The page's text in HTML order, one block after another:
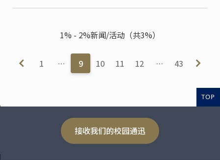
1% - 2%新闻/活动（共3%）
1 … 9 10 11 12 … 43
TOP
接收我们的校园通迅